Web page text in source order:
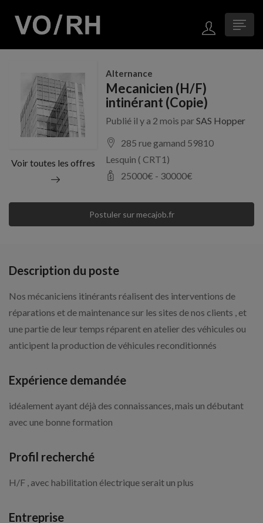
Voir toutes les offres
Alternance
Mecanicien (H/F)
intinérant (Copie)
Publié il y a 2 mois parSAS Hopper
285 rue gamand 59810
Lesquin ( CRT1)
25000€ - 30000€
Postuler sur mecajob.fr
Description du poste
Nos mécaniciens itinérants réalisent des interventions de
réparations et de maintenance sur les sites de nos clients , et
une partie de leur temps réparent en atelier des véhicules ou
anticipent la production de véhicules reconditionnés
Expérience demandée
idéalement ayant déjà des connaissances, mais un débutant
avec une bonne formation
Profil recherché
H/F , avec habilitation électrique serait un plus
Entreprise